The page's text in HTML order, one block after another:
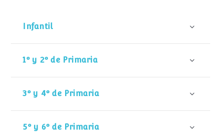
Infantil
1º y 2º de Primaria
3º y 4º de Primaria
5º y 6º de Primaria